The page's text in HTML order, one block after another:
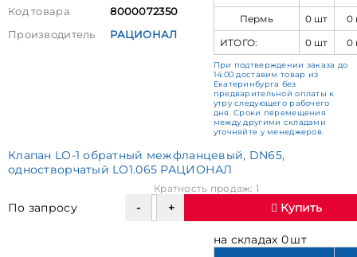
Код товара
8000072350
Производитель
РАЦИОНАЛ
Пермь
0 шт
0
ИТОГО:
0 шт 0
При подтверждении заказа до
14:00 доставим товар из
Екатеринбурга без
предварительной оплаты к
утру следующего рабочего
дня. Сроки перемещения
между другими складами
уточняйте у менеджеров.
Клапан LO-1 обратный межфланцевый, DN65,
одностворчатый LO1.065 РАЦИОНАЛ
По запросу
Кратность продаж: 1
Купить
на складах 0 шт